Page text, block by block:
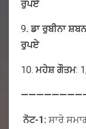
ਰੁਪਏ
9. ਡਾ ਰੁਬੀਨਾ
ਰੁਪਏ
10. ਮਹੇਸ਼ ਗੌਤਮ:
ਨੋਟ-1: ਸਾਰੇ